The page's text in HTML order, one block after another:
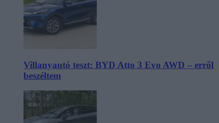
Villanyautó teszt: BYD Atto 3 Evo AWD – erről
beszéltem